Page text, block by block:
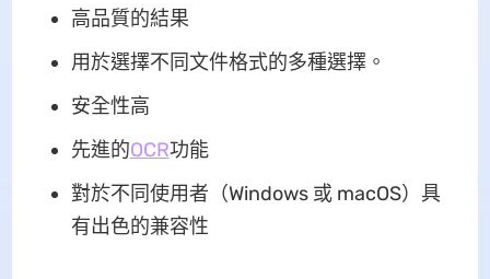
高品質的結果
用於選擇不同文件格式的多種選擇。
安全性高
先進的OCR功能
對於不同使用者（Windows 或 macOS）具
有出色的兼容性